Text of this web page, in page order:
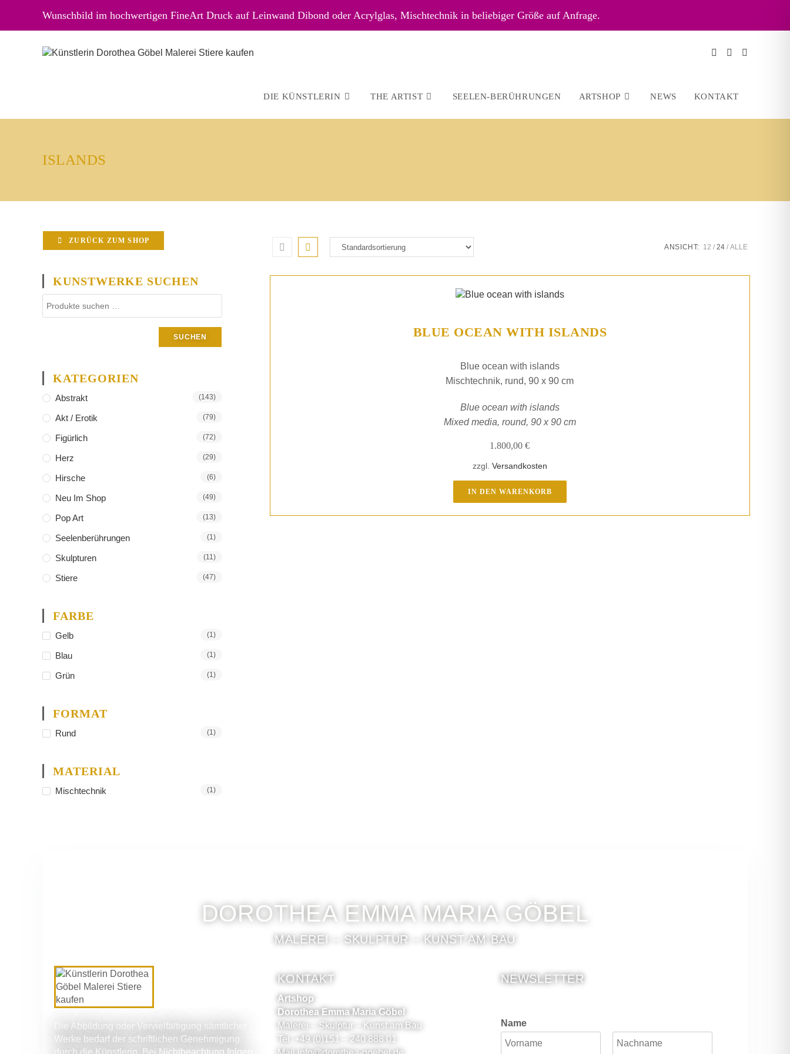
Wunschbild im hochwertigen FineArt Druck auf Leinwand Dibond oder Acrylglas, Mischtechnik in beliebiger Größe auf Anfrage.
DIE KÜNSTLERIN THE ARTIST SEELEN-BERÜHRUNGEN ARTSHOP NEWS KONTAKT
ISLANDS
ZURÜCK ZUM SHOP
KUNSTWERKE SUCHEN
SUCHEN
KATEGORIEN
Abstrakt (143)
Akt / Erotik (79)
Figürlich (72)
Herz (29)
Hirsche (6)
Neu Im Shop (49)
Pop Art (13)
Seelenberührungen (1)
Skulpturen (11)
Stiere (47)
FARBE
Gelb (1)
Blau (1)
Grün (1)
FORMAT
Rund (1)
MATERIAL
Mischtechnik (1)
ANSICHT: 12 24 ALLE
BLUE OCEAN WITH ISLANDS
Blue ocean with islands
Mischtechnik, rund, 90 x 90 cm
Blue ocean with islands
Mixed media, round, 90 x 90 cm
1.800,00€
zzgl. Versandkosten
IN DEN WARENKORB
DOROTHEA EMMA MARIA GÖBEL
MALEREI – SKULPTUR – KUNST AM BAU
Die Abbildung oder Vervielfältigung sämtlicher
Werke bedarf der schriftlichen Genehmigung
durch die Künstlerin. Bei Nichtbeachtung folgen
KONTAKT
Artshop
Dorothea Emma Maria Göbel
Malerei – Skulptur – Kunst am Bau
Tel. +49 (0)151 – 240 888 01
NEWSLETTER
Name